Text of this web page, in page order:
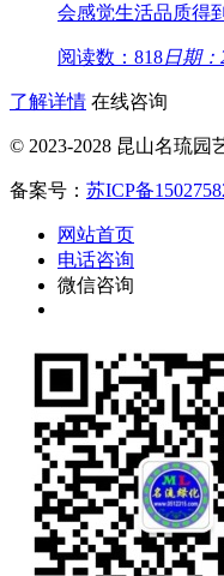
会感觉生活品质得
阅读数：818日期：
了解详情 在线咨询
© 2023-2028 昆山名琉园
备案号： 苏ICP备
网站首页
电话咨询
微信咨询